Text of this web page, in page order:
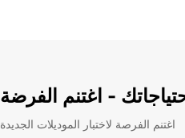
- اغتنم الفرضة
اغتنم الفرصة لاختبار الموديلات الجديدة